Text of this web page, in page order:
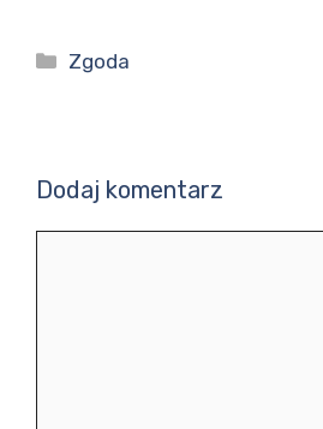
Kategorie
Zgoda
Dodaj komentarz